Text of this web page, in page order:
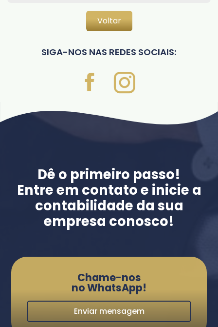
Voltar
SIGA-NOS NAS REDES SOCIAIS:
Dê o primeiro passo!
Entre em contato e inicie a
contabilidade da sua
empresa conosco!
Chame-nos
no WhatsApp!
Enviar mensagem